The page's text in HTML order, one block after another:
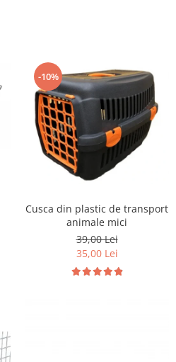
-10%
Cusca din plastic de transport
animale mici
39,00 Lei
35,00 Lei